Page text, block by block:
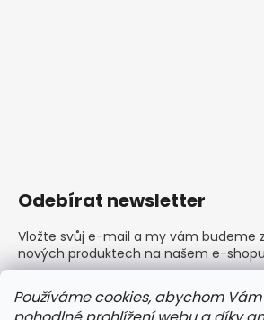
Používáme cookies, abychom
Odebírat newsletter
Vložte svůj e-mail a my vám budeme
nových produktech na našem e-